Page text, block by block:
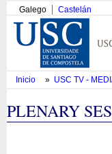
Galego Castelán
Inicio » USC TV -
PLENARY